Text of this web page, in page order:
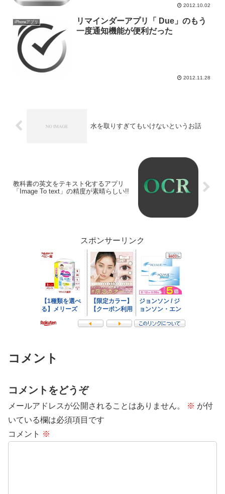
2012.10.02
iPhoneアプリ
リマインダーアプリ「 Due」のもう
一度通知機能が便利だった
2012.11.28
水を取りすぎてもいけないというお話
教科書の英文をテキスト化するアプリ
「Image To text」の精度が素晴らしい!!
スポンサーリンク
コメント
コメントをどうぞ
メールアドレスが公開されることはありません。 ※ が付
いている欄は必須項目です
コメント ※